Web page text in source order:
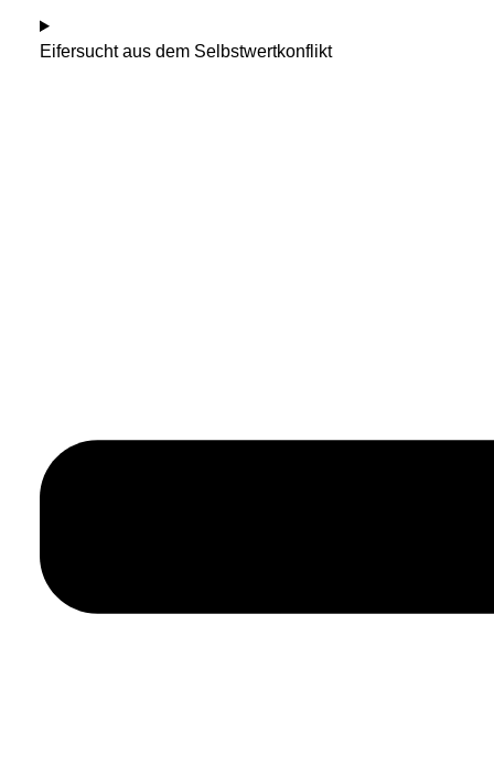
Eifersucht aus dem Selbstwertkonflikt